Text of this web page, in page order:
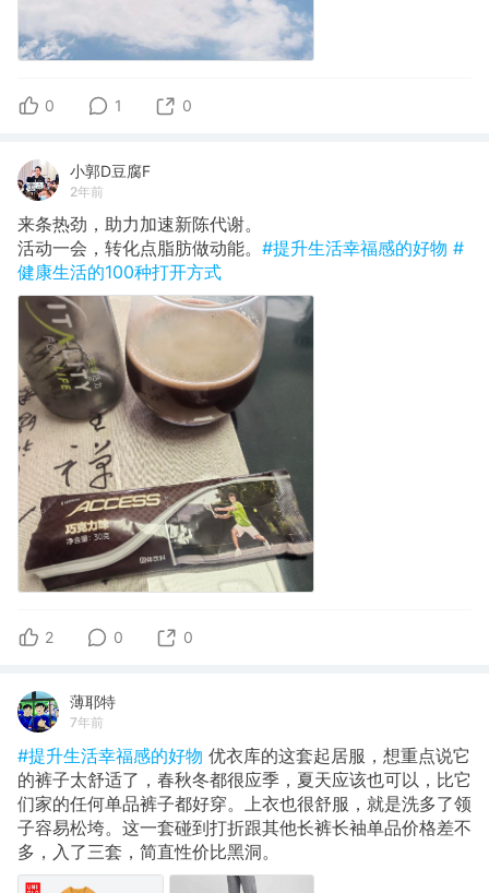
0 1 0
小郭D豆腐F
2年前
来条热劲，助力加速新陈代谢。
​活动一会，转化点脂肪做动能。 #提升生活幸福感的好物 #
健康生活的100种打开方式
2 0 0
薄耶特
7年前
#提升生活幸福感的好物 优衣库的这套起居服，想重点说它
的裤子太舒适了，春秋冬都很应季，夏天应该也可以，比它
们家的任何单品裤子都好穿。上衣也很舒服，就是洗多了领
子容易松垮。这一套碰到打折跟其他长裤长袖单品价格差不
多，入了三套，简直性价比黑洞。